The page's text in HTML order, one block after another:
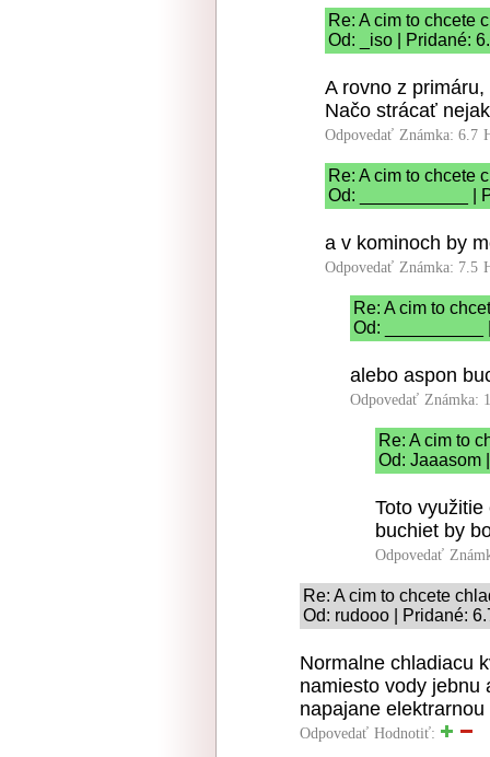
Re: A cim to chcete
Od: _iso | Pridané:
A rovno z primáru,
Načo strácať
Odpovedať Známka: 6.7
Re: A cim to chcete
Od: ___________ |
a v kominoch by
Odpovedať Známka: 7.5
Re: A cim to
Od: __________
alebo aspon
Odpovedať Známka:
Re: A cim to
Od: Jaaasom
Toto
buchiet by
Odpovedať
Re: A cim to chcete
Od: rudooo | Pridané:
Normalne chladiacu
namiesto vody jebnu
napajane elektrarnou
Odpovedať Hodnotiť: